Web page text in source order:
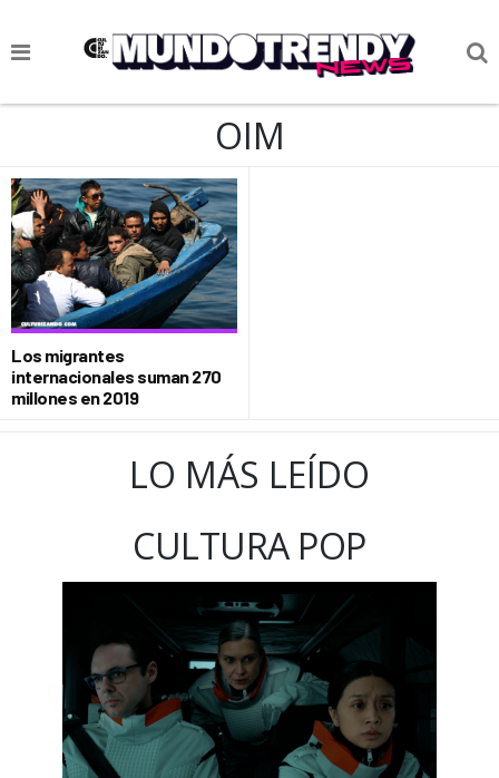
NOTICIAS
CIENCIA Y TECNOLOGÍA
VIDA
SOCIEDAD
CULTURIZANDO.COM
OIM
Los migrantes
internacionales suman 270
millones en 2019
LO MÁS LEÍDO
CULTURA POP